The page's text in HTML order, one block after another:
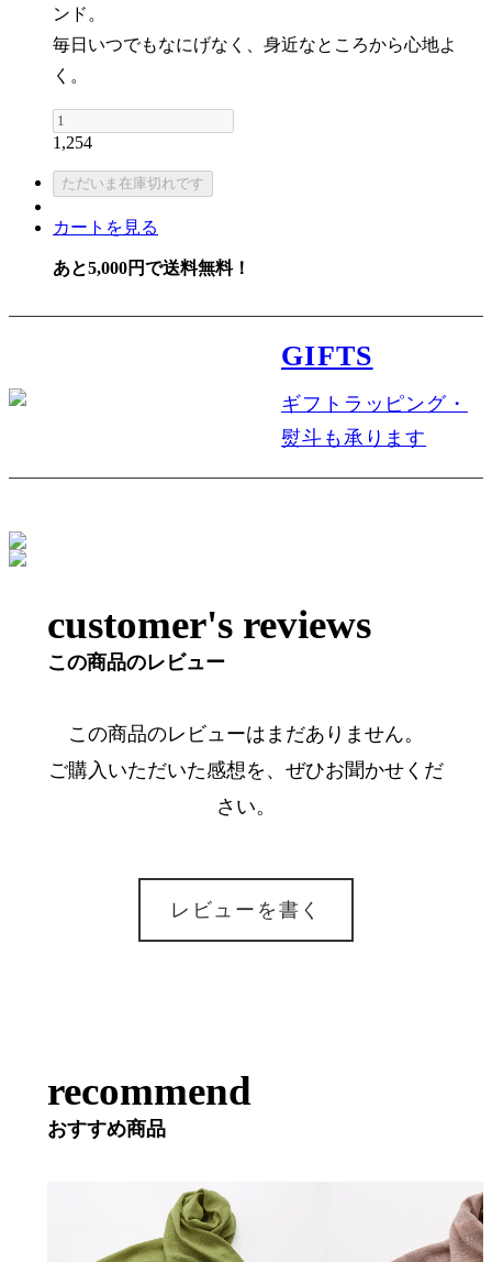
ンド。
毎日いつでもなにげなく、身近なところから心地よ
く。
1,254
カートを見る
あと5,000円で送料無料！
GIFTS
ギフトラッピング・
熨斗も承ります
customer's reviews
この商品のレビュー
この商品のレビューはまだありません。
ご購入いただいた感想を、ぜひお聞かせくだ
さい。
レビューを書く
recommend
おすすめ商品